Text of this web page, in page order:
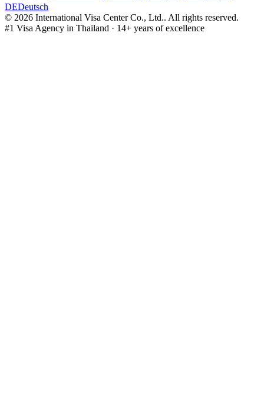
DEDeutsch
© 2026 International Visa Center Co., Ltd.. All rights reserved.
#1 Visa Agency in Thailand · 14+ years of excellence